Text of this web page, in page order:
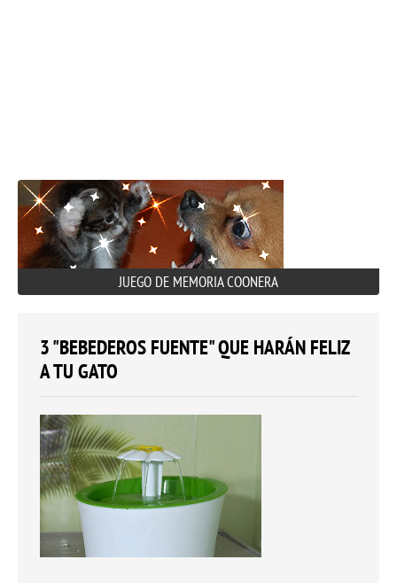
JUEGO DE MEMORIA COONERA
3 "BEBEDEROS FUENTE" QUE HARÁN FELIZ
A TU GATO